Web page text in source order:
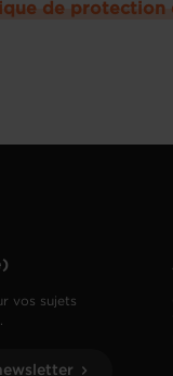
de protection
vos sujets